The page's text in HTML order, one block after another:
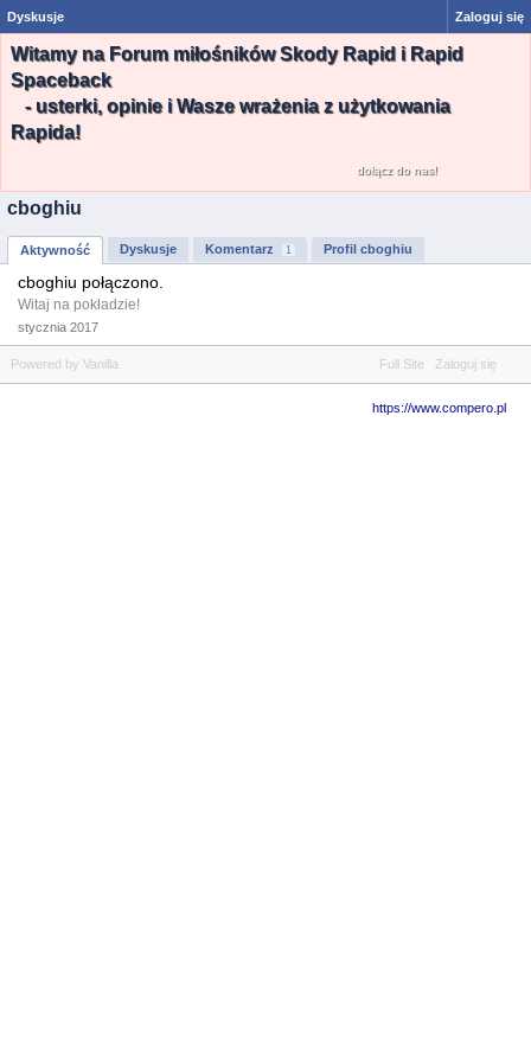
Dyskusje Zaloguj się
Witamy na Forum miłośników Skody Rapid i Rapid
Spaceback
- usterki, opinie i Wasze wrażenia z użytkowania
Rapida!
dołącz do nas!
cboghiu
Aktywność Dyskusje Komentarz 1 Profil cboghiu
cboghiu połączono.
Witaj na pokładzie!
stycznia 2017
Full Site Zaloguj się
https://www.compero.pl
Powered by Vanilla